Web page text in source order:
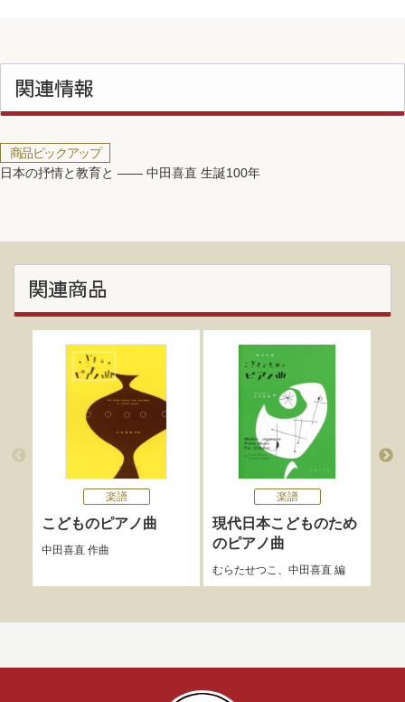
関連情報
商品ピックアップ
日本の抒情と教育と —— 中田喜直 生誕100年
関連商品
楽譜
こどものピアノ曲
中田喜直作曲
楽譜
現代日本こどものため
のピアノ曲
むらたせつこ 、 中田喜直編